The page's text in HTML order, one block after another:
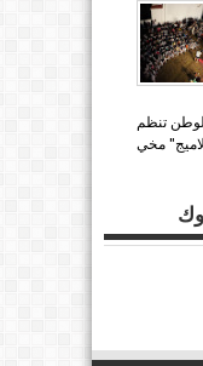
تنظم